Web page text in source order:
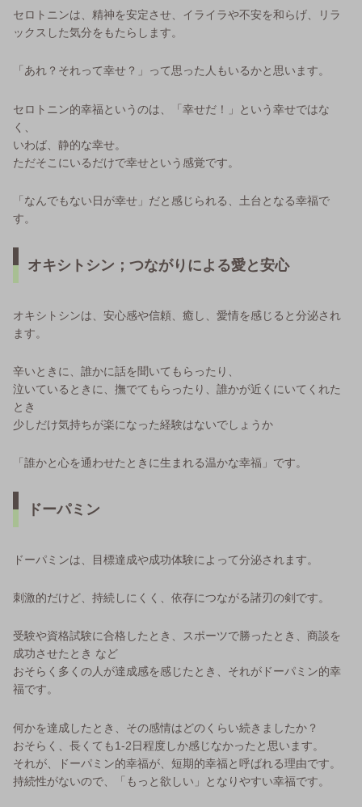
セロトニンは、精神を安定させ、イライラや不安を和らげ、リラ
ックスした気分をもたらします。
「あれ？それって幸せ？」って思った人もいるかと思います。
セロトニン的幸福というのは、「幸せだ！」という幸せではな
く、
いわば、静的な幸せ。
ただそこにいるだけで幸せという感覚です。
「なんでもない日が幸せ」だと感じられる、土台となる幸福で
す。
オキシトシン；つながりによる愛と安心
オキシトシンは、安心感や信頼、癒し、愛情を感じると分泌され
ます。
辛いときに、誰かに話を聞いてもらったり、
泣いているときに、撫でてもらったり、誰かが近くにいてくれた
とき
少しだけ気持ちが楽になった経験はないでしょうか
「誰かと心を通わせたときに生まれる温かな幸福」です。
ドーパミン
ドーパミンは、目標達成や成功体験によって分泌されます。
刺激的だけど、持続しにくく、依存につながる諸刃の剣です。
受験や資格試験に合格したとき、スポーツで勝ったとき、商談を
成功させたとき など
おそらく多くの人が達成感を感じたとき、それがドーパミン的幸
福です。
何かを達成したとき、その感情はどのくらい続きましたか？
おそらく、長くても1-2日程度しか感じなかったと思います。
それが、ドーパミン的幸福が、短期的幸福と呼ばれる理由です。
持続性がないので、「もっと欲しい」となりやすい幸福です。